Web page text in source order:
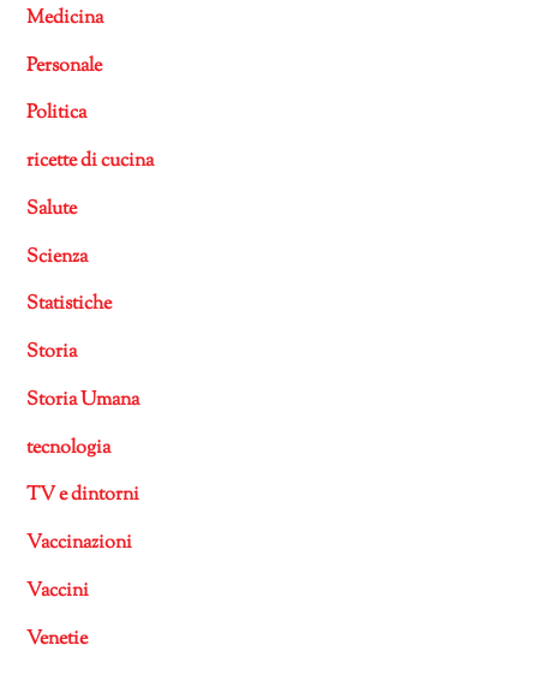
Medicina
Personale
Politica
ricette di cucina
Salute
Scienza
Statistiche
Storia
Storia Umana
tecnologia
TV e dintorni
Vaccinazioni
Vaccini
Venetie